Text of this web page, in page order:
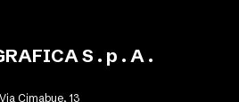
S . p . A .
Via Cimabue, 13